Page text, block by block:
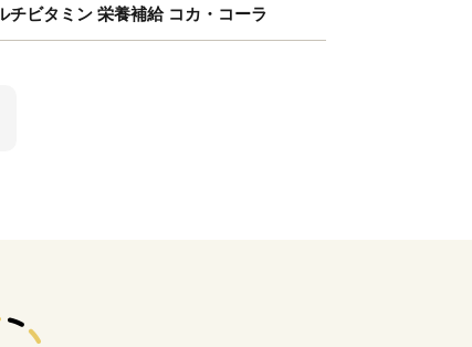
チビタミン 栄養補給 コカ・コーラ